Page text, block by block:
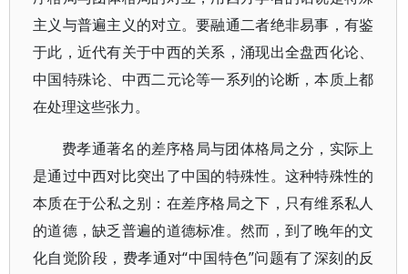
主义与普遍主义的对立。要融通二者绝非易事，有鉴
于此，近代有关于中西的关系，涌现出全盘西化论、
中国特殊论、中西二元论等一系列的论断，本质上都
在处理这些张力。
费孝通著名的差序格局与团体格局之分，实际上
是通过中西对比突出了中国的特殊性。这种特殊性的
本质在于公私之别：在差序格局之下，只有维系私人
的道德，缺乏普遍的道德标准。然而，到了晚年的文
化自觉阶段，费孝通对“中国特色”问题有了深刻的反